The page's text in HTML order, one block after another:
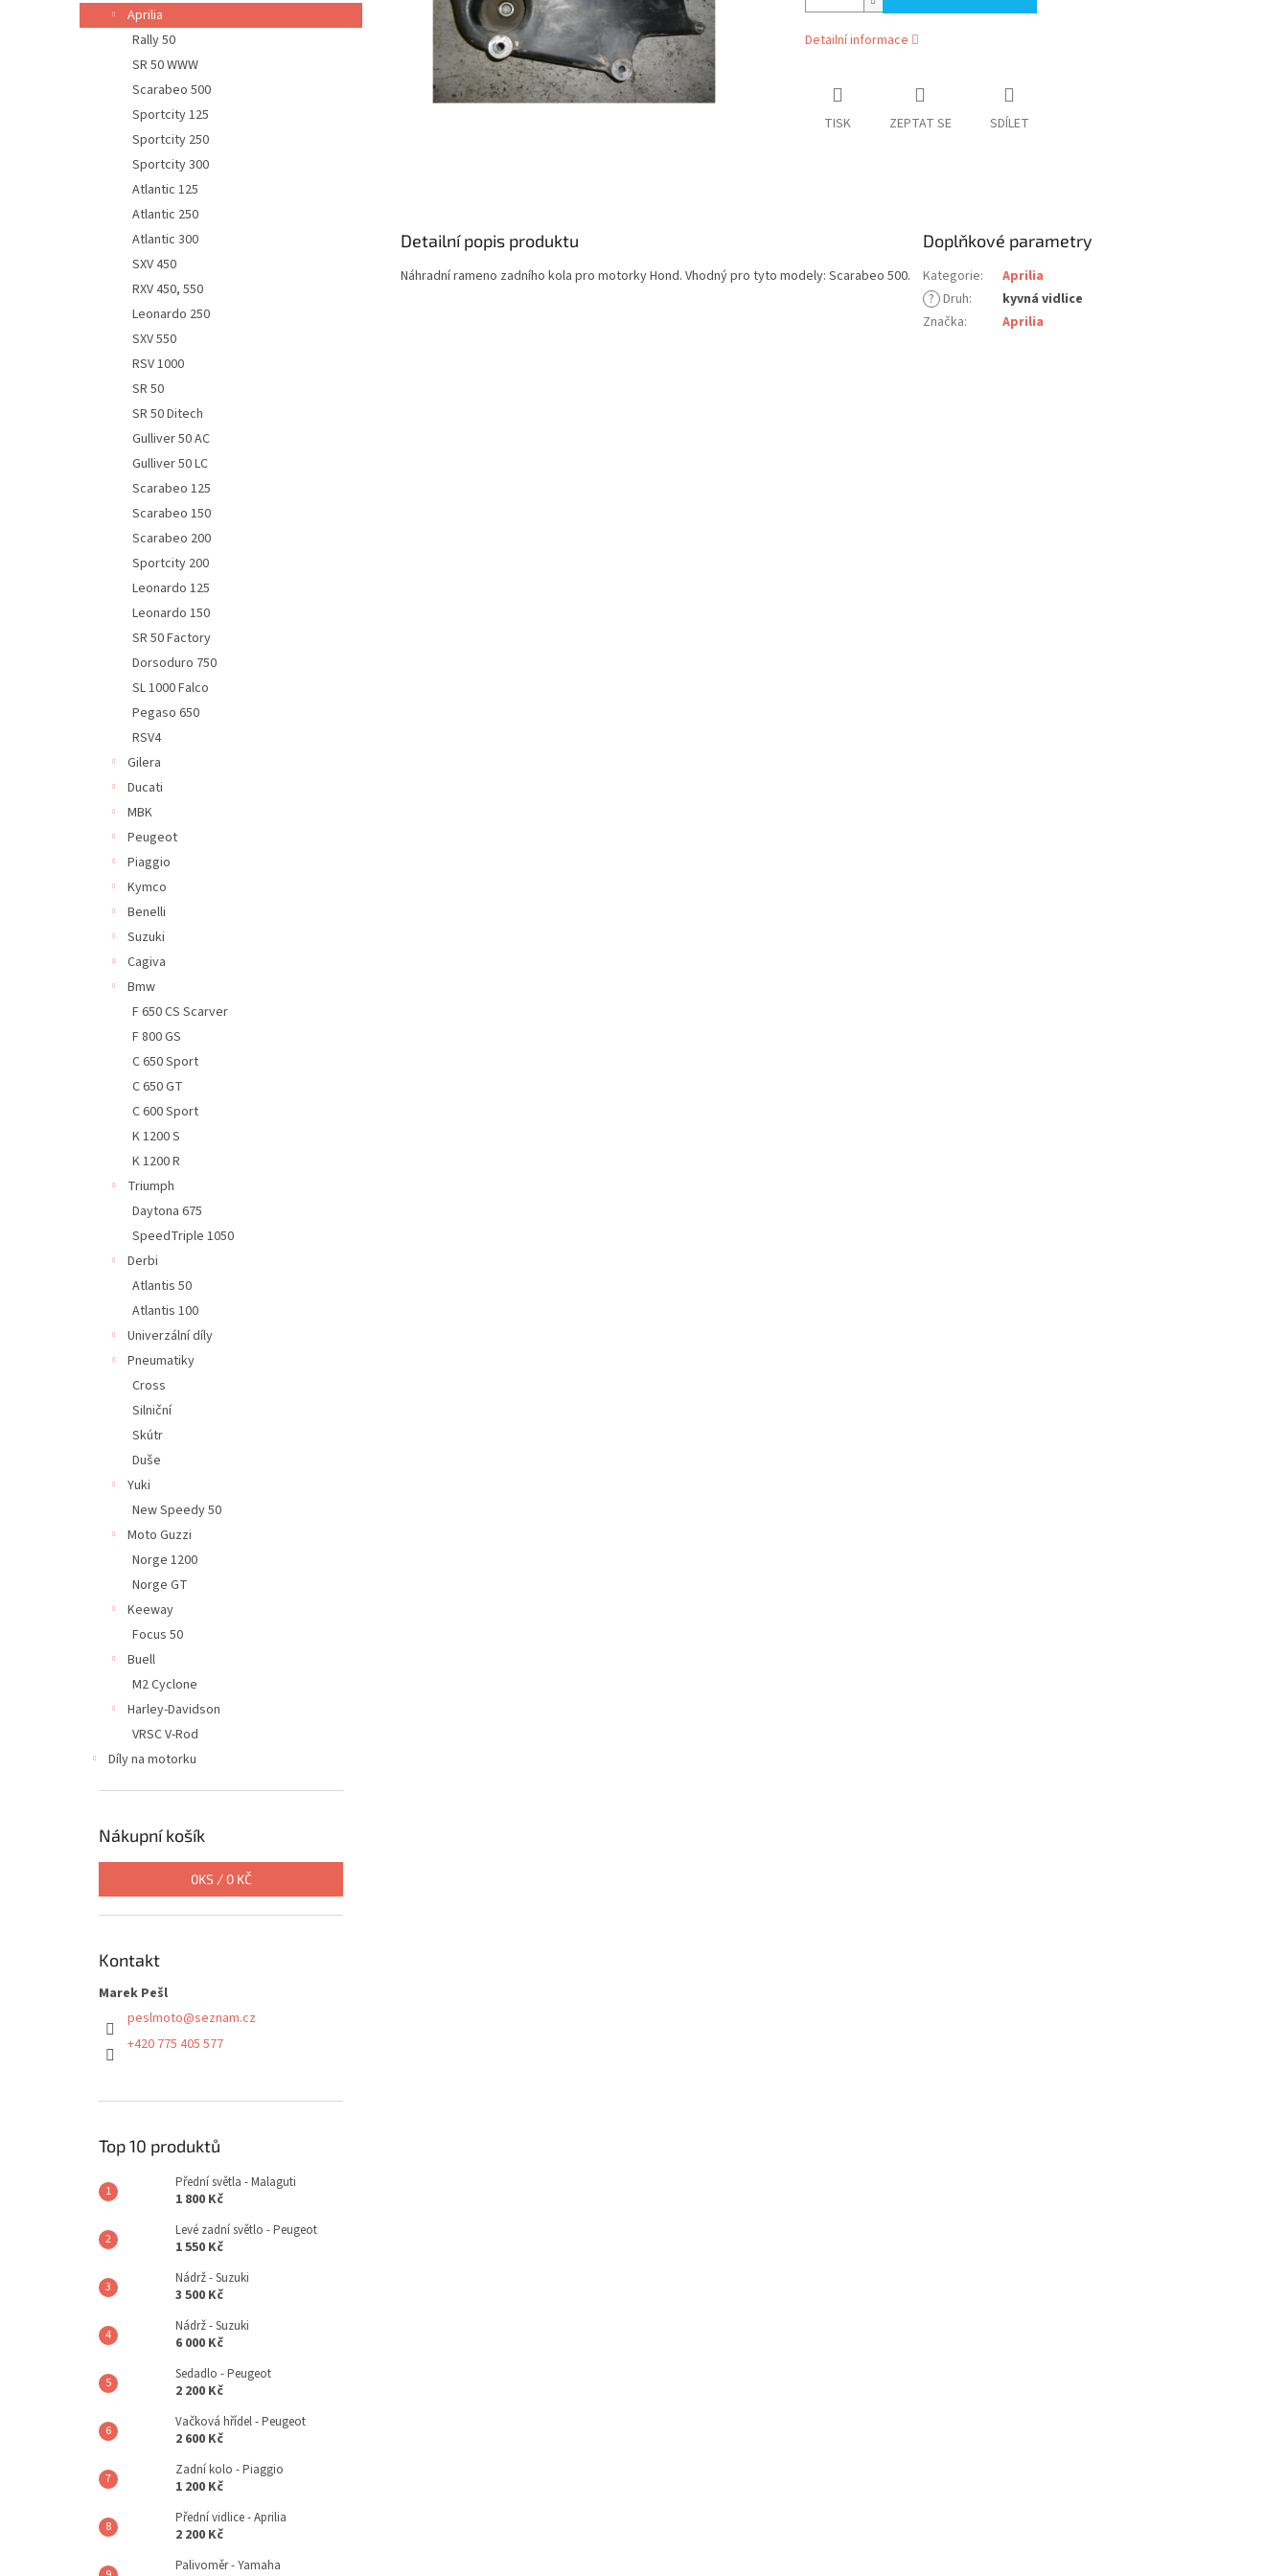
n
e
Aprilia
Rally 50
SR 50 WWW
Scarabeo 500
Sportcity 125
Sportcity 250
Sportcity 300
Atlantic 125
Atlantic 250
Atlantic 300
SXV 450
RXV 450, 550
Leonardo 250
SXV 550
RSV 1000
SR 50
SR 50 Ditech
Gulliver 50 AC
Gulliver 50 LC
Scarabeo 125
Scarabeo 150
Scarabeo 200
Sportcity 200
Leonardo 125
Leonardo 150
SR 50 Factory
Dorsoduro 750
SL 1000 Falco
Pegaso 650
RSV4
Gilera
Ducati
MBK
Peugeot
Piaggio
Kymco
Benelli
Suzuki
Cagiva
Bmw
F 650 CS Scarver
F 800 GS
C 650 Sport
C 650 GT
C 600 Sport
K 1200 S
K 1200 R
Triumph
Daytona 675
SpeedTriple 1050
Derbi
Atlantis 50
Atlantis 100
Univerzální díly
Pneumatiky
Cross
Silniční
Skútr
Duše
Yuki
New Speedy 50
Moto Guzzi
Norge 1200
Norge GT
Keeway
Focus 50
Buell
M2 Cyclone
Harley-Davidson
VRSC V-Rod
Díly na motorku
Nákupní košík
0KS / 0 KČ
Kontakt
Marek Pešl
peslmoto@seznam.cz
+420 775 405 577
Top 10 produktů
Přední světla - Malaguti
1 800 Kč
Levé zadní světlo - Peugeot
1 550 Kč
Nádrž - Suzuki
3 500 Kč
Nádrž - Suzuki
6 000 Kč
Sedadlo - Peugeot
2 200 Kč
Vačková hřídel - Peugeot
2 600 Kč
Zadní kolo - Piaggio
1 200 Kč
Přední vidlice - Aprilia
2 200 Kč
Palivoměr - Yamaha
Detailní informace
TISK ZEPTAT SE SDÍLET
Detailní popis produktu
Náhradní rameno zadního kola pro motorky Hond. Vhodný pro tyto modely: Scarabeo 500.
Doplňkové parametry
Kategorie:
Aprilia
? Druh:
kyvná vidlice
Značka: Aprilia